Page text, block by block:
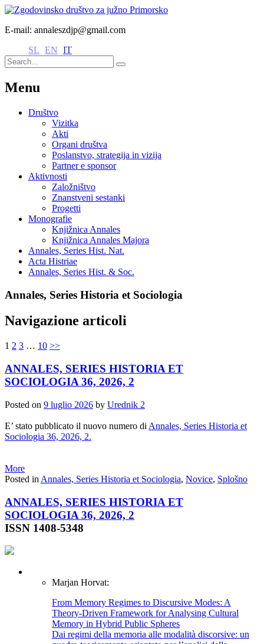
E-mail: annaleszdjp@gmail.com
SL EN IT
Menu
Društvo
Vizitka
Akti
Organi društva
Poslanstvo, strategija in vizija
Partner e sponsor
Aktivnosti
Založništvo
Znanstveni sestanki
Progetti
Monografie
Knjižnica Annales
Knjižnica Annales Majora
Annales, Series Hist. Nat.
Acta Histriae
Annales, Series Hist. & Soc.
Annales, Series Historia et Sociologia
Navigazione articoli
1 2 3 … 10 >>
ANNALES, SERIES HISTORIA ET
SOCIOLOGIA 36, 2026, 2
Posted on 9 luglio 2026 by Urednik 2
E’ stato pubblicato il nuovo numero di Annales, Series Historia et
Sociologia 36, 2026, 2.
More
Posted in Annales, Series Historia et Sociologia, Novice, Splošno
ANNALES, SERIES HISTORIA ET
SOCIOLOGIA 36, 2026, 2
ISSN 1408-5348
Marjan Horvat:
From Memory Regimes to Discursive Modes: A
Theory-Driven Framework for Analysing Cultural
Memory in Hybrid Public Spheres
Dai regimi della memoria alle modalità discorsive: un